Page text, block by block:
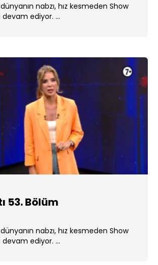
nabzı, hız kesmeden Show
ediyor. ...
53. Bölüm
nabzı, hız kesmeden Show
ediyor. ...